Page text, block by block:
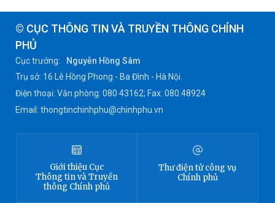
© CỤC THÔNG TIN VÀ TRUYỀN THÔNG CHÍNH
PHỦ
Cục trưởng:
Nguyễn Hồng Sâm
Trụ sở: 16 Lê Hồng Phong - Ba Đình - Hà Nội.
Điện thoại: Văn phòng: 080 43162; Fax: 080.48924
Email: thongtinchinhphu@chinhphu.vn
Giới thiệu Cục
Thông tinvà Truyền
thông Chính phủ
Thư điện tử công vụ
Chính phủ